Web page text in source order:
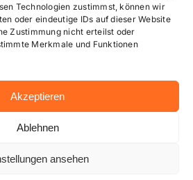
Technologien zustimmst, können wir
oder eindeutige IDs auf dieser Website
Zustimmung nicht erteilst oder
Merkmale und Funktionen
Akzeptieren
Ablehnen
ansehen
(EU)
...online besser informiert!